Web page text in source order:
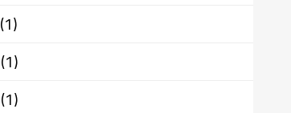
(1)
(1)
(1)